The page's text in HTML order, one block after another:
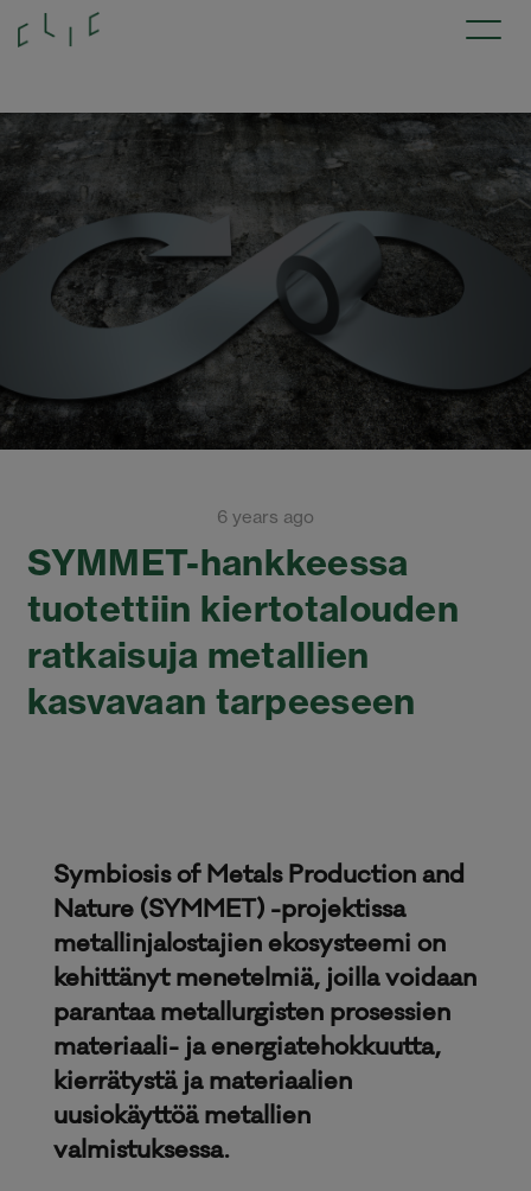
6 years ago
SYMMET-hankkeessa
tuotettiin kiertotalouden
ratkaisuja metallien
kasvavaan tarpeeseen
Symbiosis of Metals Production and
Nature (SYMMET) -projektissa
metallinjalostajien ekosysteemi on
kehittänyt menetelmiä, joilla voidaan
parantaa metallurgisten prosessien
materiaali- ja energiatehokkuutta,
kierrätystä ja materiaalien
uusiokäyttöä metallien
valmistuksessa.